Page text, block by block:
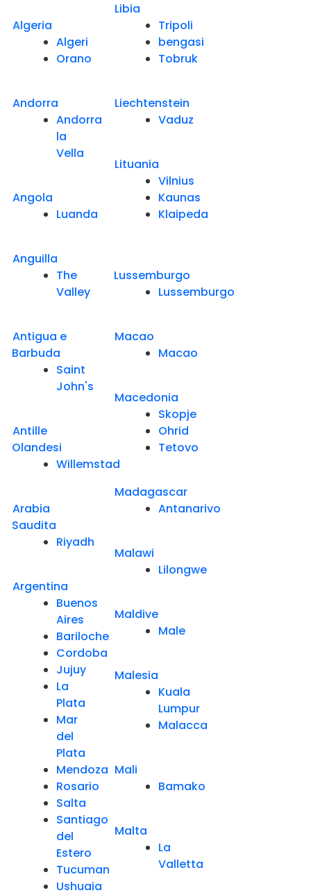
Algeria
Algeri
Orano
Andorra
Andorra
la
Vella
Angola
Luanda
Anguilla
The
Valley
Antigua e
Barbuda
Saint
John's
Antille
Olandesi
Willemstad
Arabia
Saudita
Riyadh
Argentina
Buenos
Aires
Bariloche
Cordoba
Jujuy
La
Plata
Mar
del
Plata
Mendoza
Rosario
Salta
Santiago
del
Estero
Tucuman
Ushuaia
Libia
Tripoli
bengasi
Tobruk
Liechtenstein
Vaduz
Lituania
Vilnius
Kaunas
Klaipeda
Lussemburgo
Lussemburgo
Macao
Macao
Macedonia
Skopje
Ohrid
Tetovo
Madagascar
Antanarivo
Malawi
Lilongwe
Maldive
Male
Malesia
Kuala
Lumpur
Malacca
Mali
Bamako
Malta
La
Valletta